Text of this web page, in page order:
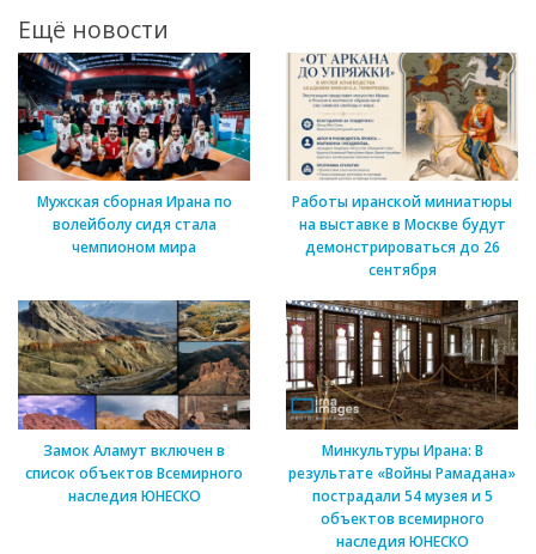
Ещё новости
Мужская сборная Ирана по
волейболу сидя стала
чемпионом мира
Работы иранской миниатюры
на выставке в Москве будут
демонстрироваться до 26
сентября
Замок Аламут включен в
список объектов Всемирного
наследия ЮНЕСКО
Минкультуры Ирана: В
результате «Войны Рамадана»
пострадали 54 музея и 5
объектов всемирного
наследия ЮНЕСКО